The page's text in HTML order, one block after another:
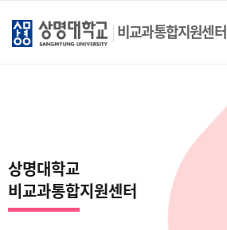
비교과통합지원센터
상명대학교
비교과통합지원센터